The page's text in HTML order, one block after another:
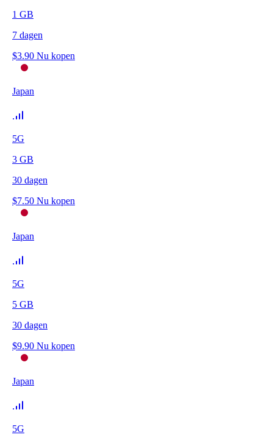
1 GB
7 dagen
$3.90 Nu kopen
Japan
5G
3 GB
30 dagen
$7.50 Nu kopen
Japan
5G
5 GB
30 dagen
$9.90 Nu kopen
Japan
5G